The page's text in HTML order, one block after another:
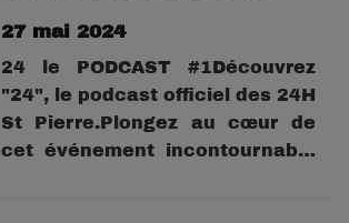
celles et ceux qui font les 24H,
des organisateurs aux
participants, et...
27 mai 2024
24 le PODCAST #1Découvrez
"24", le podcast officiel des 24H
St Pierre.Plongez au cœur de
cet événement incontournable